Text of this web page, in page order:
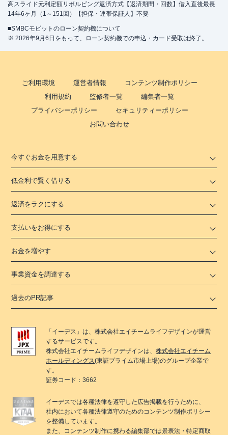
高スライド元利定額リボルビング返済方式【返済期間・回数】借入直後最長
14年6ヶ月（1～151回）【担保・連帯保証人】不要
■SMBCモビットのローン契約機について
※ 2026年9月6日をもって、ローン契約機での申込・カード受取は終了。
ご利用環境 運営者情報
コンテンツ制作ポリシー
利用規約
監修者一覧
編集者一覧
プライバシーポリシー
セキュリティーポリシー
お問い合わせ
今すぐお金を用意する
低金利で賢く借りる
返済をラクにする
支払いをお得にする
お金を増やす
事業資金を調達する
過去のPR記事
「 イーデス 」は、株式会社エイチームライフデザインが運営
するサービスです。
株式会社エイチームライフデザインは、株式会社エイチーム
ホールディングス(東証プライム市場上場)のグループ企業で
す。
証券コード：3662
イーデスでは各種法律を遵守した広告掲載を行うために、
社内において各種法律遵守のためのコンテンツ制作ポリシー
を整備しています。
また、コンテンツ制作に携わる編集部では景表法・特定商取